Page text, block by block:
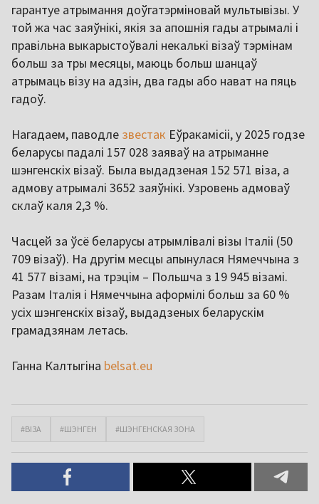
гарантуе атрымання доўгатэрміновай мультывізы. У
той жа час заяўнікі, якія за апошнія гады атрымалі і
правільна выкарыстоўвалі некалькі візаў тэрмінам
больш за тры месяцы, маюць больш шанцаў
атрымаць візу на адзін, два гады або нават на пяць
гадоў.
Нагадаем, паводле звестак Еўракамісіі, у 2025 годзе
беларусы падалі 157 028 заяваў на атрыманне
шэнгенскіх візаў. Была выдадзеная 152 571 віза, а
адмову атрымалі 3652 заяўнікі. Узровень адмоваў
склаў каля 2,3 %.
Часцей за ўсё беларусы атрымлівалі візы Італіі (50
709 візаў). На другім месцы апынулася Нямеччына з
41 577 візамі, на трэцім – Польшча з 19 945 візамі.
Разам Італія і Нямеччына аформілі больш за 60 %
усіх шэнгенскіх візаў, выдадзеных беларускім
грамадзянам летась.
Ганна Калтыгіна belsat.eu
#ВІЗА #ШЭНГЕН #ШЭНГЕНСКАЯ ЗОНА